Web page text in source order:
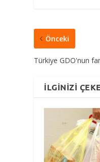
Önceki
Türkiye GDO'nun
İLGINIZI